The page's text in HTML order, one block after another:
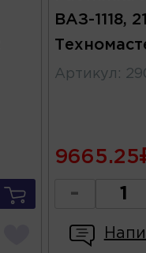
ВАЗ-1118,
Артикул :
9665.25
-